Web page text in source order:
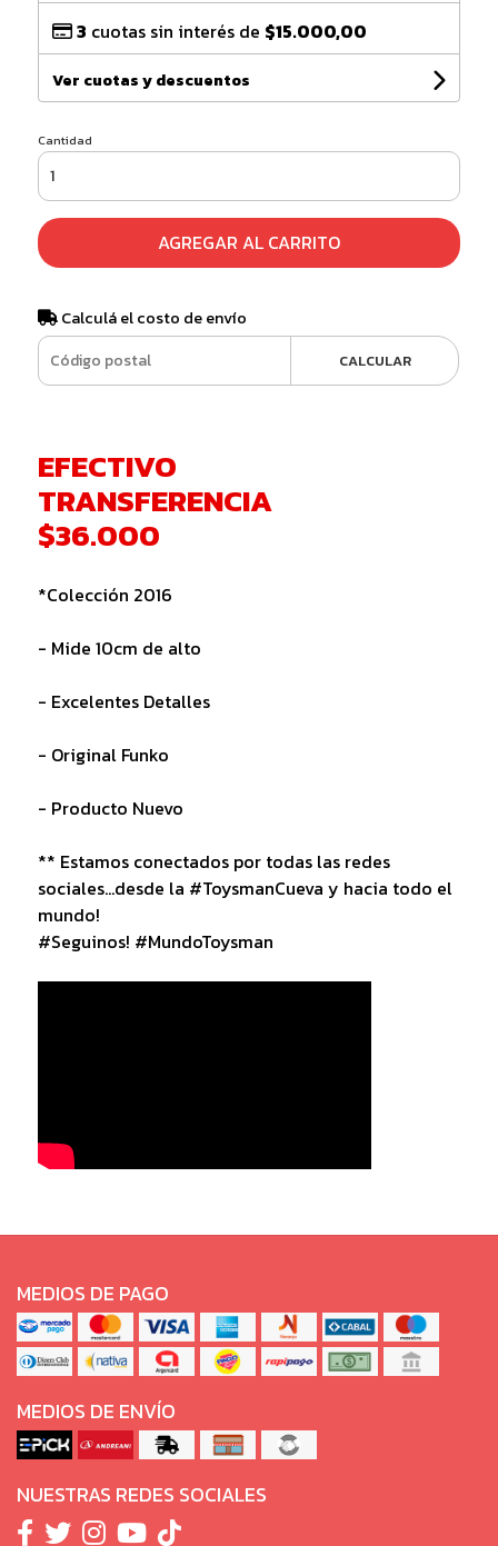
3 cuotas sin interés de $15.000,00
Ver cuotas y descuentos
Cantidad
AGREGAR AL CARRITO
Calculá el costo de envío
CALCULAR
EFECTIVO
TRANSFERENCIA
$36.000
*Colección 2016
- Mide 10cm de alto
- Excelentes Detalles
- Original Funko
- Producto Nuevo
** Estamos conectados por todas las redes
sociales...desde la #ToysmanCueva y hacia todo el
mundo!
#Seguinos! #MundoToysman
MEDIOS DE PAGO
MEDIOS DE ENVÍO
NUESTRAS REDES SOCIALES